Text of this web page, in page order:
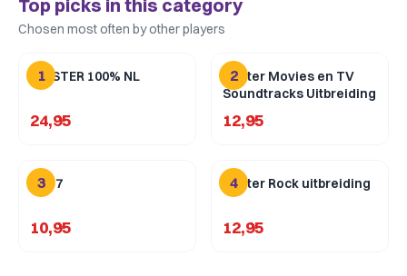
Top picks in this category
Chosen most often by other players
1
HITSTER 100% NL
24,95
2
Hitster Movies en TV
Soundtracks Uitbreiding
12,95
3
Flip 7
10,95
4
Hitster Rock uitbreiding
12,95